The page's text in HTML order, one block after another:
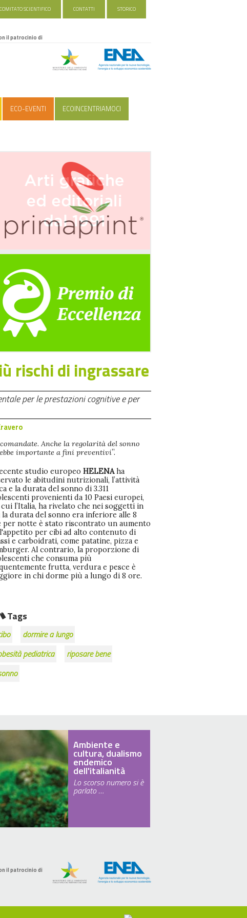
COMITATO SCIENTIFICO CONTATTI STORICO
il patrocinio di
ECO-EVENTI ECOINCENTRIAMOCI
rischi di ingrassare
per le prestazioni cognitive e per
Anche la regolarità del sonno
importante a fini preventivi”.
studio europeoHELENAha
le abitudini nutrizionali, l’attività
e la durata del sonno di 3.311
provenienti da 10 Paesi europei,
l’Italia, ha rivelato che nei soggetti in
durata del sonno era inferiore alle 8
per notte è stato riscontrato un aumento
per cibi ad alto contenuto di
e carboidrati, come patatine, pizza e
Al contrario, la proporzione di
che consuma più
frutta, verdura e pesce è
in chi dorme più a lungo di 8 ore.
Tags
dormire a lungo
pediatrica
riposare bene
Ambiente e
cultura, dualismo
endemico
dell'italianità
Lo scorso numero si è
parlato …
il patrocinio di